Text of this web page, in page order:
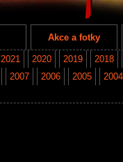
Akce a fotky
2021 2020 2019
2018
2007 2006 2005
2004